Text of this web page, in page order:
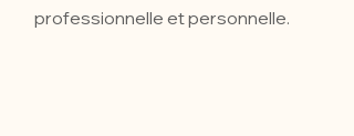
professionnelle et personnelle.